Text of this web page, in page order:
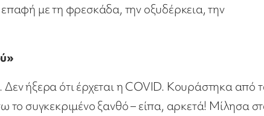
με τη φρεσκάδα, την οξυδέρκεια, την
ήξερα ότι έρχεται η COVID. Κουράστηκα από
το συγκεκριμένο ξανθό – είπα, αρκετά! Μίλησα